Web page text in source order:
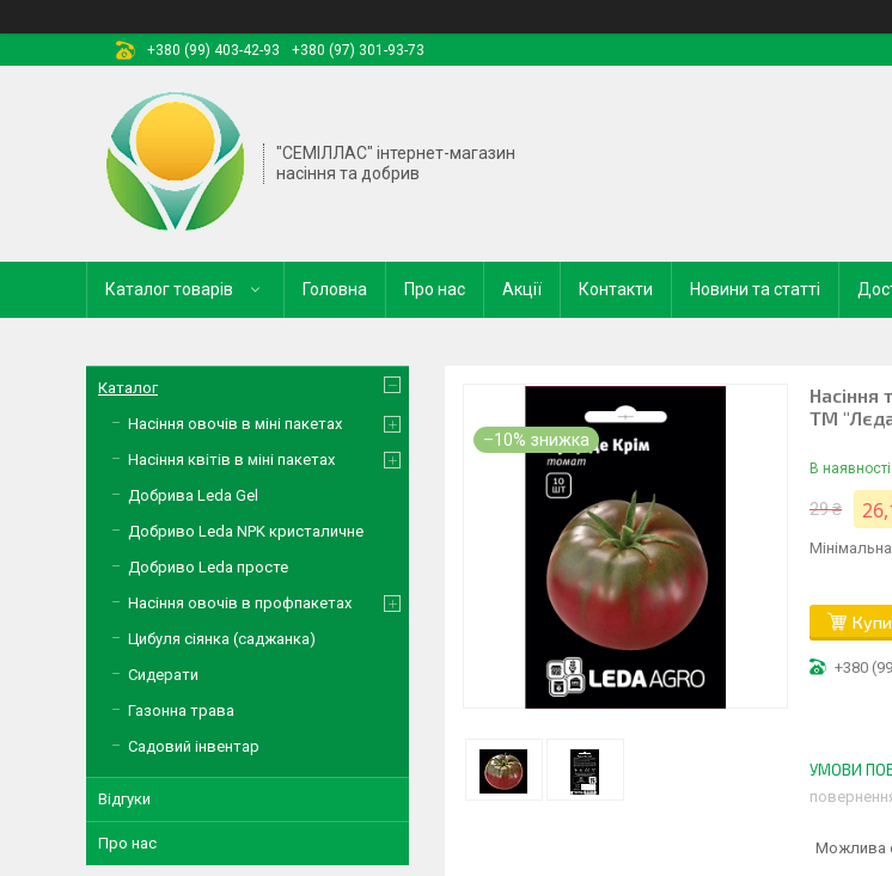
+380 (99) 403-42-93
+380 (97) 301-93-73
"СЕМІЛЛАС" інтернет-магазин
насіння та добрив
Каталог товарів Головна Про нас Акції Контакти Новини та статті
–10%
Насіння
ТМ
В наявності
29 ₴
+380
Каталог
Насіння овочів в міні пакетах
Насіння квітів в міні пакетах
Добрива Leda Gel
Добриво Leda NPK кристаличне
Добриво Leda просте
Насіння овочів в профпакетах
Цибуля сіянка (саджанка)
Сидерати
Газонна трава
Садовий інвентар
Відгуки
Про нас